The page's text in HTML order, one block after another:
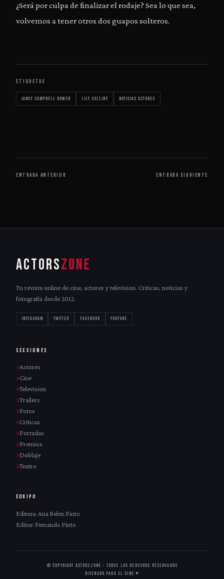
¿Será por culpa de finalizar el rodaje? Sea lo que sea,
volvemos a tener otros dos guapos solteros.
ETIQUETAS
Jamie Campbell Bower Lily Collins noticias actores
ENTRADA ANTERIOR ENTRADA SIGUIENTE
ACTORSZONE
Tu revista online de cine, actores y television. Criticas, noticias y
fotografia desde 2012.
INSTAGRAM TWITTER FACEBOOK YOUTUBE
SECCIONES
Actores
Cine
Television
Trailers
Fotos
Criticas
Portadas
Premios
Doblaje
Teatro
EQUIPO
Editora: Ana Belen Pinto
Editor: Fernando Pinto
© Copyright ActorsZone - Todos los derechos reservados
Disenado para el cine ♥